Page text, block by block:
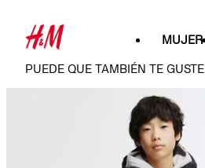
MUJER
PUEDE QUE TAMBIÉN TE GUSTE